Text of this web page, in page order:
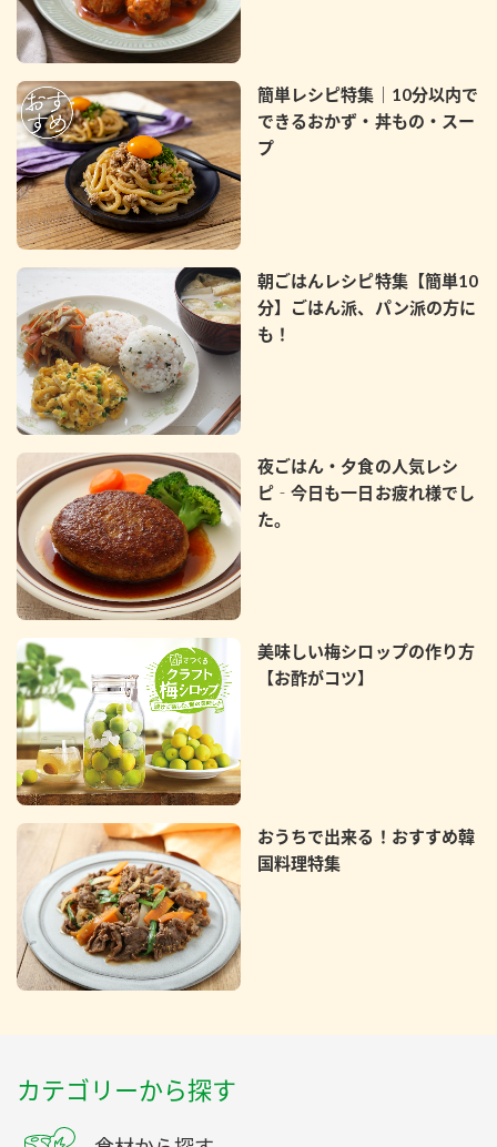
お酢を知ろう！
すしラボ
ぽん酢サワー
納豆の豆知識
鍋奉行マニュアル
ミツカンのCM
ロングセラー商品 ＋ おすすめレシピ
人気商品 ＋ おすすめレシピ
各部門が大切にしていること
おいしさと健康への取り組み
キッザニア東京「ぽん酢工房」
お問い合わせ
地図から取り扱い店舗を探す
ミツカン公式通販
簡単レシピ特集｜10分以内で
できるおかず・丼もの・スー
プ
朝ごはんレシピ特集【簡単10
分】ごはん派、パン派の方に
も！
夜ごはん・夕食の人気レシ
ピ‐今日も一日お疲れ様でし
た。
美味しい梅シロップの作り方
【お酢がコツ】
おうちで出来る！おすすめ韓
国料理特集
カテゴリーから探す